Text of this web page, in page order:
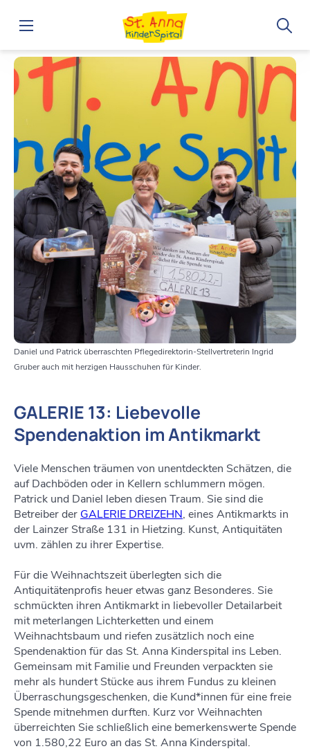
GALERIE 13: Liebevolle Spendenaktion im Antikmarkt
Daniel und Patrick überraschten Pflegedirektorin-Stellvertreterin Ingrid
Gruber auch mit herzigen Hausschuhen für Kinder.
GALERIE 13: Liebevolle
Spendenaktion im Antikmarkt
Viele Menschen träumen von unentdeckten Schätzen, die
auf Dachböden oder in Kellern schlummern mögen.
Patrick und Daniel leben diesen Traum. Sie sind die
Betreiber der GALERIE DREIZEHN, eines Antikmarkts in
der Lainzer Straße 131 in Hietzing. Kunst, Antiquitäten
uvm. zählen zu ihrer Expertise.
Für die Weihnachtszeit überlegten sich die
Antiquitätenprofis heuer etwas ganz Besonderes. Sie
schmückten ihren Antikmarkt in liebevoller Detailarbeit
mit meterlangen Lichterketten und einem
Weihnachtsbaum und riefen zusätzlich noch eine
Spendenaktion für das St. Anna Kinderspital ins Leben.
Gemeinsam mit Familie und Freunden verpackten sie
mehr als hundert Stücke aus ihrem Fundus zu kleinen
Überraschungsgeschenken, die Kund*innen für eine freie
Spende mitnehmen durften. Kurz vor Weihnachten
überreichten Sie schließlich eine bemerkenswerte Spende
von 1.580,22 Euro an das St. Anna Kinderspital.